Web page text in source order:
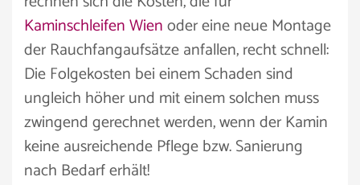
Kaminschleifen Wienoder eine neue Montage
der Rauchfangaufsätze anfallen, recht schnell:
Die Folgekosten bei einem Schaden sind
ungleich höher und mit einem solchen muss
zwingend gerechnet werden, wenn der Kamin
keine ausreichende Pflege bzw. Sanierung
nach Bedarf erhält!